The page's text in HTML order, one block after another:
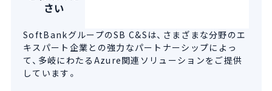
さい
SoftBankグループのSB C&Sは、さまざまな分野のエ
キスパート企業との強力なパートナーシップによっ
て、多岐にわたるAzure関連ソリューションをご提供
しています。